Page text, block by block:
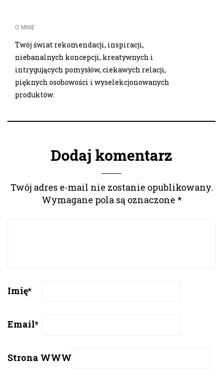
O MNIE
Twój świat rekomendacji, inspiracji,
niebanalnych koncepcji, kreatywnych i
intrygujących pomysłów, ciekawych relacji,
pięknych osobowości i wyselekcjonowanych
produktów.
Dodaj komentarz
Twój adres e-mail nie zostanie opublikowany.
Wymagane pola są oznaczone *
Imię*
Email*
Strona WWW